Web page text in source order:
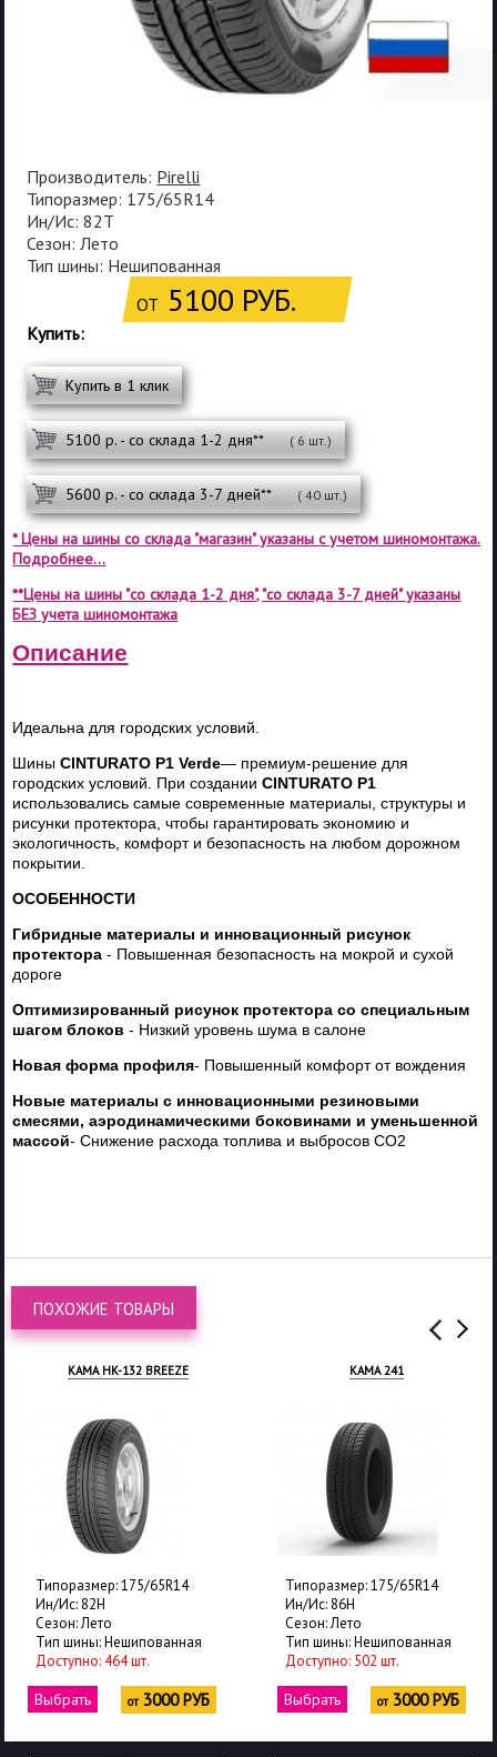
Производитель: Pirelli
Типоразмер: 175/65R14
Ин/Ис: 82T
Сезон: Лето
Тип шины: Нешипованная
ОТ 5100 РУБ.
Купить:
Купить в 1 клик
5100 р. - со склада 1-2 дня** ( 6 шт.)
5600 р. - со склада 3-7 дней** ( 40 шт.)
* Цены на шины со склада "магазин" указаны с учетом шиномонтажа.
Подробнее...
**Цены на шины "со склада 1-2 дня", "со склада 3-7 дней" указаны
БЕЗ учета шиномонтажа
Описание
Идеальна для городских условий.
ШиныCINTURATO P1Verde— премиум-решение для
городских условий. При созданииCINTURATO P1
использовались самые современные материалы, структуры и
рисунки протектора, чтобы гарантировать экономию и
экологичность, комфорт и безопасность на любом дорожном
покрытии.
ОСОБЕННОСТИ
Гибридные материалы и инновационный рисунок
протектора- Повышенная безопасность на мокрой и сухой
дороге
Оптимизированный рисунок протектора со специальным
шагом блоков- Низкий уровень шума в салоне
Новая форма профиля- Повышенный комфорт от вождения
Новые материалы с инновационными резиновыми
смесями, аэродинамическими боковинами и уменьшенной
массой- Снижение расхода топлива и выбросов CO2
ПОХОЖИЕ ТОВАРЫ
КАМА HK-132 BREEZE
Типоразмер: 175/65R14
Ин/Ис: 82H
Сезон: Лето
Тип шины: Нешипованная
Доступно: 464 шт.
Выбрать от3000 РУБ
КАМА 241
Типоразмер: 175/65R14
Ин/Ис: 86H
Сезон: Лето
Тип шины: Нешипованная
Доступно: 502 шт.
Выбрать от3000 РУБ